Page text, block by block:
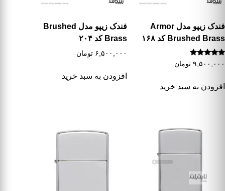
فندک زیپو مدل Armor
Brushed Brass کد ۱۶۸
نمره
۹,۵۰۰,۰۰۰ تومان
افزودن به سبد خرید
فندک زیپو مدل Brushed
Brass کد ۲۰۴
۶,۵۰۰,۰۰۰ تومان
افزودن به سبد خرید